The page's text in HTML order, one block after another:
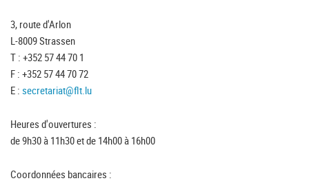
3, route d'Arlon
L-8009 Strassen
T : +352 57 44 70 1
F : +352 57 44 70 72
E : secretariat@flt.lu
Heures d'ouvertures :
de 9h30 à 11h30 et de 14h00 à 16h00
Coordonnées bancaires :